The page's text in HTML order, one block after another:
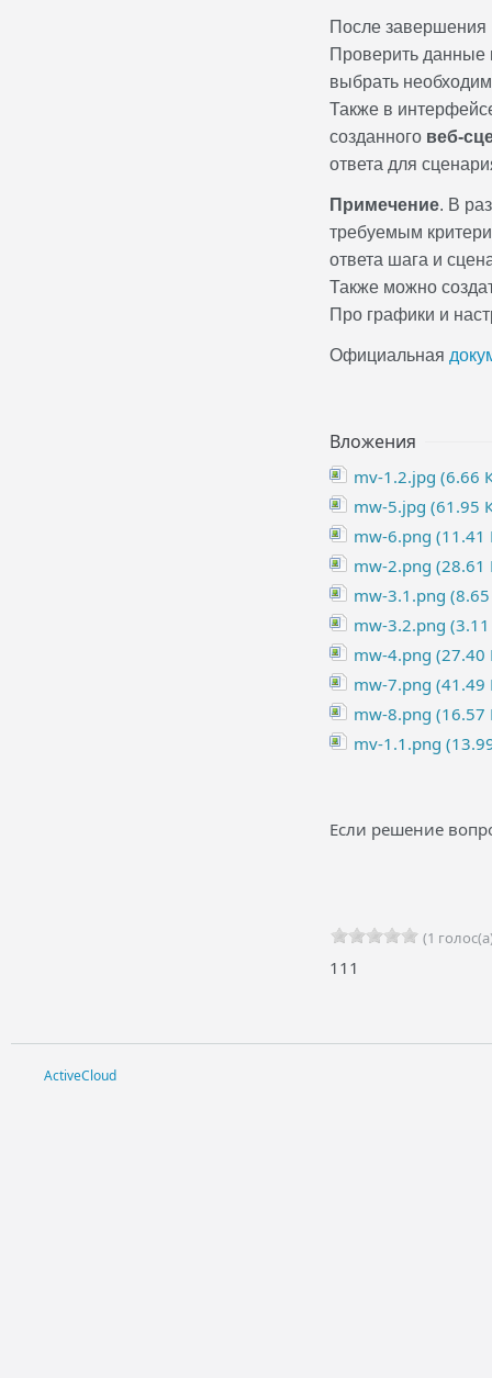
После завершения
Проверить
выбрать
Также в
созданноговеб-
ответа для
Примечение. В
требуемым
ответа шага и
Также можно
Про графики и
Официальная
Вложения
mv-1.2.jpg (6.66
mw-5.jpg (61.95
mw-6.png (11.41
mw-2.png (28.61
mw-3.1.png
mw-3.2.png
mw-4.png (27.40
mw-7.png (41.49
mw-8.png (16.57
mv-1.1.png
Если решение
(1
111
ActiveCloud